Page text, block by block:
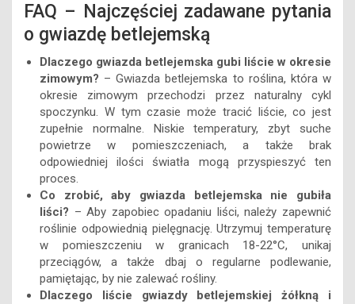
FAQ – Najczęściej zadawane pytania
o gwiazdę betlejemską
Dlaczego gwiazda betlejemska gubi liście w okresie
zimowym? – Gwiazda betlejemska to roślina, która w
okresie zimowym przechodzi przez naturalny cykl
spoczynku. W tym czasie może tracić liście, co jest
zupełnie normalne. Niskie temperatury, zbyt suche
powietrze w pomieszczeniach, a także brak
odpowiedniej ilości światła mogą przyspieszyć ten
proces.
Co zrobić, aby gwiazda betlejemska nie gubiła
liści? – Aby zapobiec opadaniu liści, należy zapewnić
roślinie odpowiednią pielęgnację. Utrzymuj temperaturę
w pomieszczeniu w granicach 18-22°C, unikaj
przeciągów, a także dbaj o regularne podlewanie,
pamiętając, by nie zalewać rośliny.
Dlaczego liście gwiazdy betlejemskiej żółkną i